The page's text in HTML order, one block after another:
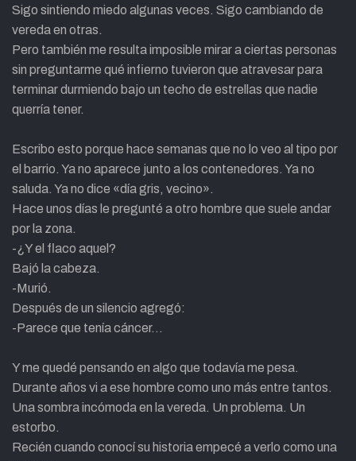
Sigo sintiendo miedo algunas veces. Sigo cambiando de
vereda en otras.
Pero también me resulta imposible mirar a ciertas personas
sin preguntarme qué infierno tuvieron que atravesar para
terminar durmiendo bajo un techo de estrellas que nadie
querría tener.
Escribo esto porque hace semanas que no lo veo al tipo por
el barrio. Ya no aparece junto a los contenedores. Ya no
saluda. Ya no dice «día gris, vecino».
Hace unos días le pregunté a otro hombre que suele andar
por la zona.
-¿Y el flaco aquel?
Bajó la cabeza.
-Murió.
Después de un silencio agregó:
-Parece que tenía cáncer…
Y me quedé pensando en algo que todavía me pesa.
Durante años vi a ese hombre como uno más entre tantos.
Una sombra incómoda en la vereda. Un problema. Un
estorbo.
Recién cuando conocí su historia empecé a verlo como una